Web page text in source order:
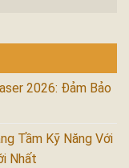
2026: Đảm Bảo
Tầm Kỹ Năng Với
Nhất